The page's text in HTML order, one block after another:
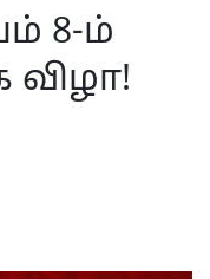
8-ம்